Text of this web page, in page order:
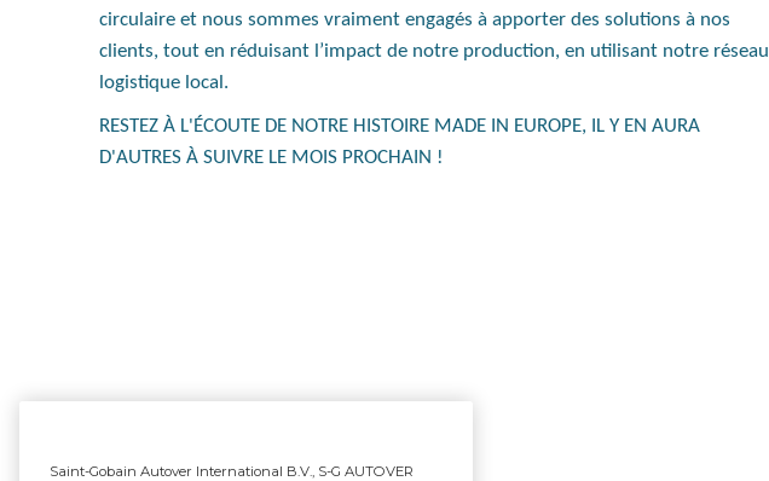
circulaire et nous sommes vraiment engagés à apporter des solutions à nos
clients, tout en réduisant l’impact de notre production, en utilisant notre réseau
logistique local.
RESTEZ À L'ÉCOUTE DE NOTRE HISTOIRE MADE IN EUROPE, IL Y EN AURA
D'AUTRES À SUIVRE LE MOIS PROCHAIN !
Saint-Gobain Autover International B.V., S-G AUTOVER